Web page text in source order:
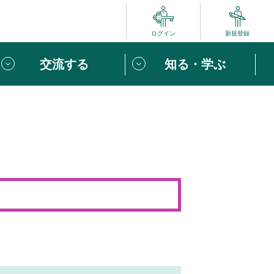
ログイン 新規登録
めての方へ
けたい６つのこと
交流する 知る・学ぶ
ュー
の一歩